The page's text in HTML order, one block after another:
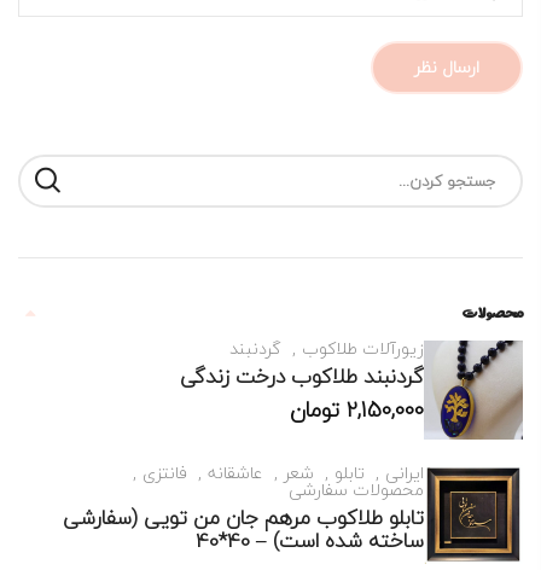
محصولات
زیورآلات طلاکوب گردنبند
گردنبند طلاکوب درخت زندگی
2,150,000تومان
ایرانی تابلو شعر عاشقانه فانتزی
محصولات سفارشی
تابلو طلاکوب مرهم جان من تویی (سفارشی
ساخته شده است) – 40*40